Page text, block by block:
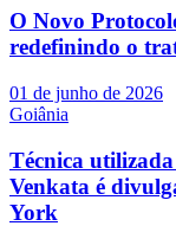
O Novo
redefinindo o
01 de junho de 2026
Goiânia
Técnica
Venkata é
York